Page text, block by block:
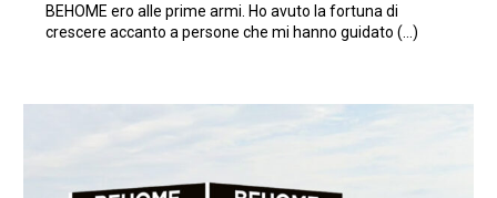
BEHOME ero alle prime armi. Ho avuto la fortuna di
crescere accanto a persone che mi hanno guidato (…)